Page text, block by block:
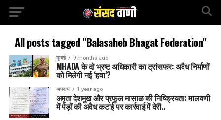
All posts tagged "Balasaheb Bhagat Federation"
मुम्बई 9 months ago
MHADA के दो भ्रष्ट अधिकारी का ट्रांसफर: अवैध निर्माणों
को मिलेगी नई ‘हवा’?
अपराध 1 year ago
अमृता देशमुख और प्रफुल मासाळ की निष्क्रियता: मालवणी
में पेड़ों की अवैध कटाई पर कार्रवाई में देरी..